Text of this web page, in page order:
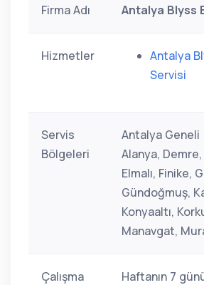
Firma Adı Antalya Blyss
Hizmetler
Antalya
Servisi
Servis
Bölgeleri
Antalya Geneli
Alanya,
Elmalı, Finike,
Gündoğmuş,
Konyaaltı,
Manavgat,
Çalışma
Haftanın 7